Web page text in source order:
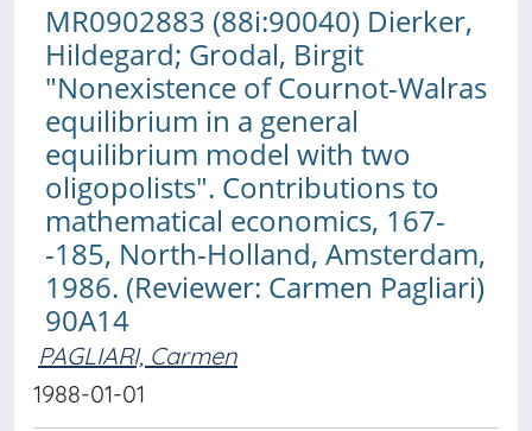
MR0902883 (88i:90040) Dierker,
Hildegard; Grodal, Birgit
"Nonexistence of Cournot-Walras
equilibrium in a general
equilibrium model with two
oligopolists". Contributions to
mathematical economics, 167-
-185, North-Holland, Amsterdam,
1986. (Reviewer: Carmen Pagliari)
90A14
PAGLIARI, Carmen
1988-01-01